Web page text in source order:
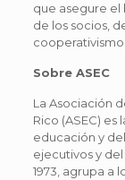
que asegure el
de los socios,
cooperativismo.
Sobre ASEC
La Asociación
Rico (ASEC)
educación y
ejecutivos y
1973, agrupa a